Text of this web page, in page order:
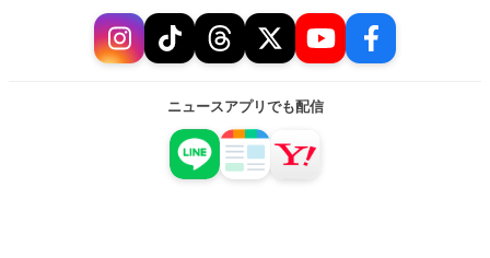
ニュースアプリでも配信